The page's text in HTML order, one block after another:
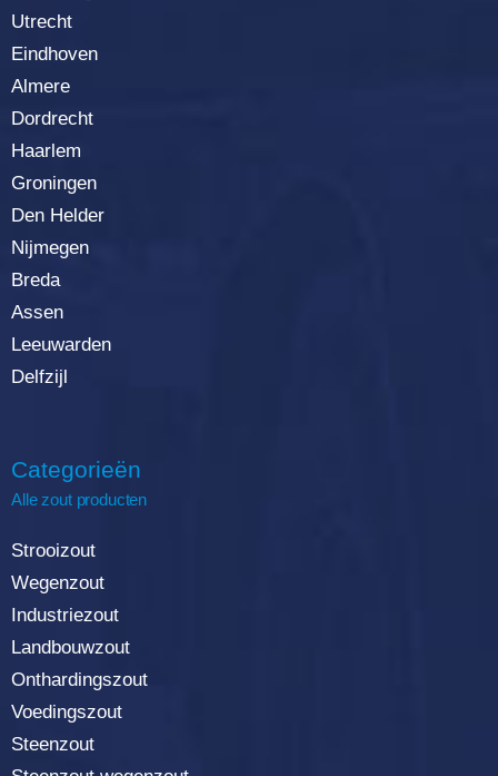
Utrecht
Eindhoven
Almere
Dordrecht
Haarlem
Groningen
Den Helder
Nijmegen
Breda
Assen
Leeuwarden
Delfzijl
Categorieën
Alle zout producten
Strooizout
Wegenzout
Industriezout
Landbouwzout
Onthardingszout
Voedingszout
Steenzout